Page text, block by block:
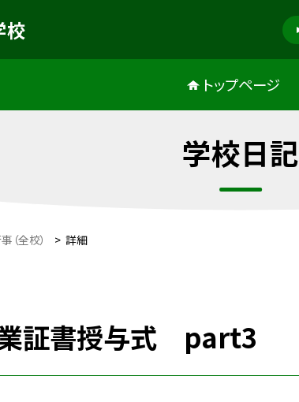
校
トップページ
学校日記
（全校） > 詳細
業証書授与式 part3